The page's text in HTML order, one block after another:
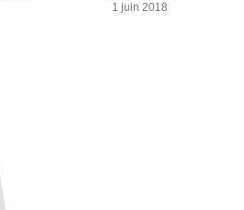
1 juin 2018